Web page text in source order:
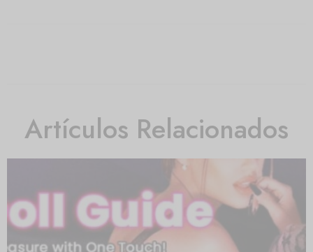
Artículos Relacionados